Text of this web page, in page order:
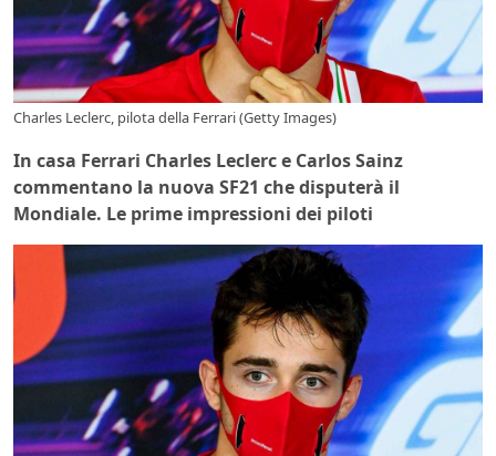
Charles Leclerc, pilota della Ferrari (Getty Images)
In casa Ferrari Charles Leclerc e Carlos Sainz
commentano la nuova SF21 che disputerà il
Mondiale. Le prime impressioni dei piloti